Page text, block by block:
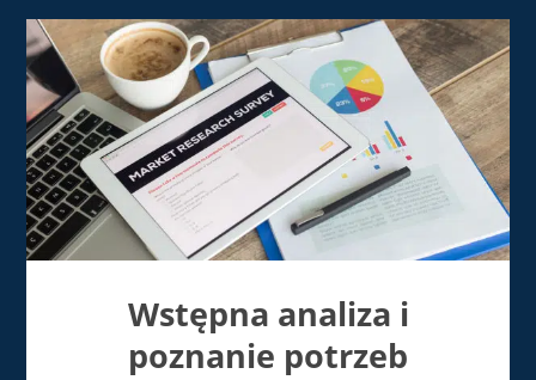
Wstępna analiza i
poznanie potrzeb